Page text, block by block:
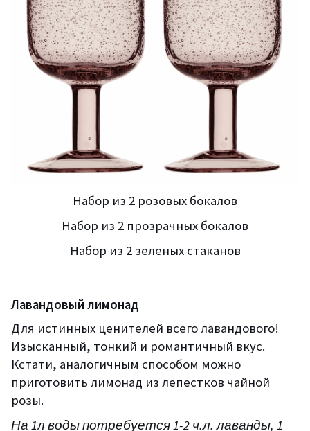
Набор из 2 розовых бокалов
Набор из 2 прозрачных бокалов
Набор из 2 зеленых стаканов
Лавандовый лимонад
Для истинных ценителей всего лавандового!
Изысканный, тонкий и романтичный вкус.
Кстати, аналогичным способом можно
приготовить лимонад из лепестков чайной
розы.
На 1л воды потребуется1-2 ч.л. лаванды, 1